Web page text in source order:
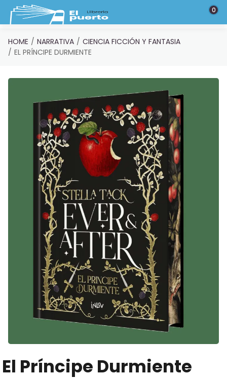
Saltar al contenido principal 0
HOME NARRATIVA
CIENCIA FICCIÓN Y FANTASIA
EL PRÍNCIPE DURMIENTE
El Príncipe Durmiente